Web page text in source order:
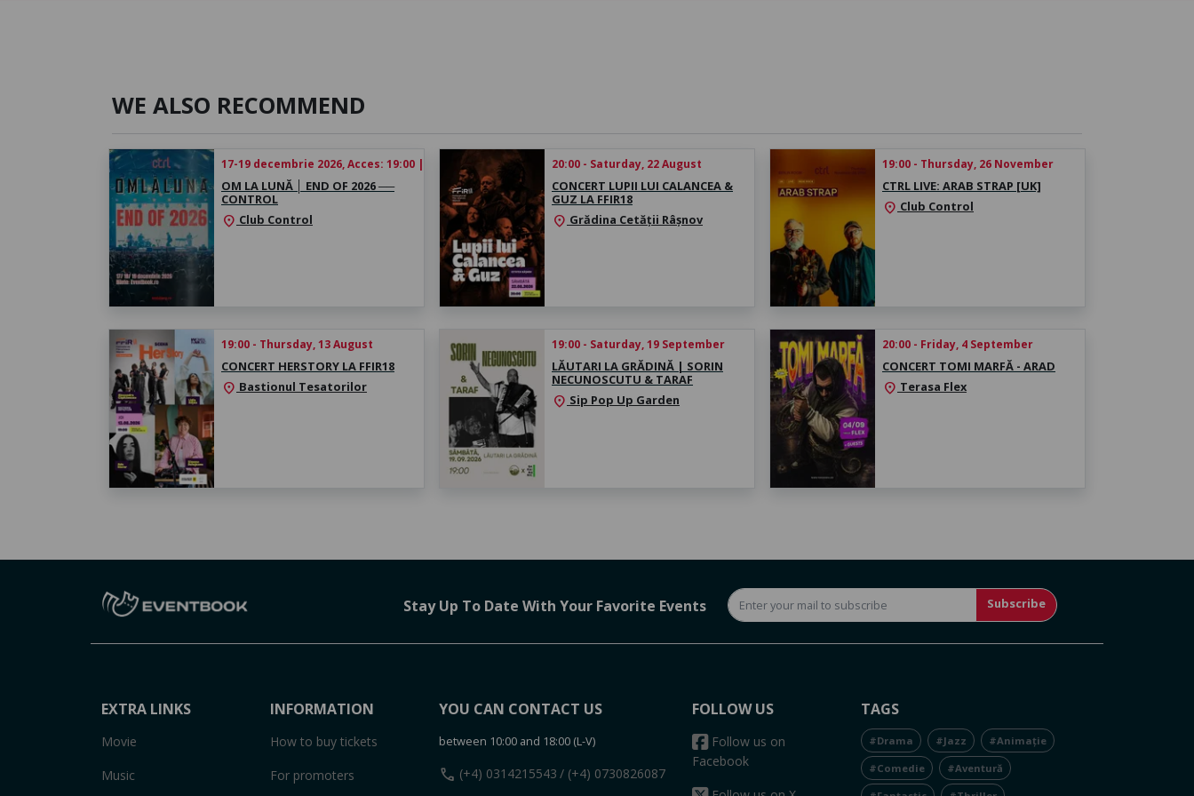
WE ALSO RECOMMEND
17-19 decembrie 2026, Acces: 19:00 | Concert: 20:00
OM LA LUNĂ │ ​END OF 2026 ──
CONTROL
location_on Club Control
20:00 - Saturday, 22 August
CONCERT LUPII LUI CALANCEA &
GUZ LA FFIR18
location_on Grădina Cetății Râșnov
19:00 - Thursday, 26 November
CTRL LIVE: ARAB STRAP [UK]
location_on Club Control
19:00 - Thursday, 13 August
CONCERT HERSTORY LA FFIR18
location_on Bastionul Tesatorilor
19:00 - Saturday, 19 September
LĂUTARI LA GRĂDINĂ | SORIN
NECUNOSCUTU & TARAF
location_on Sip Pop Up Garden
20:00 - Friday, 4 September
CONCERT TOMI MARFĂ - ARAD
location_on Terasa Flex
Stay Up To Date With Your Favorite Events Subscribe
EXTRA LINKS
Movie
Music
INFORMATION
How to buy tickets
For promoters
YOU CAN CONTACT US
between 10:00 and 18:00 (L-V)
call (+4) 0314215543 / (+4) 0730826087
FOLLOW US
Follow us on
Facebook
TAGS
#Drama #Jazz #Animație
#Comedie #Aventură